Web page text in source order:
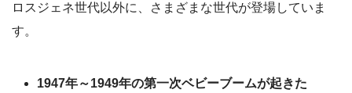
ロスジェネ世代以外に、さまざまな世代が登場していま
す。
1947年～1949年の第一次ベビーブームが起きた